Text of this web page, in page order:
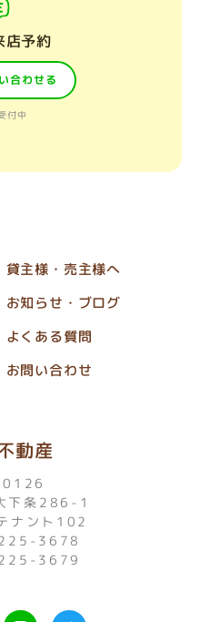
店予約
合わせる
付中
動産
下条286-1
ナント102
3678
3679
L T
貸主様・売主様へ
お知らせ・ブログ
よくある質問
お問い合わせ